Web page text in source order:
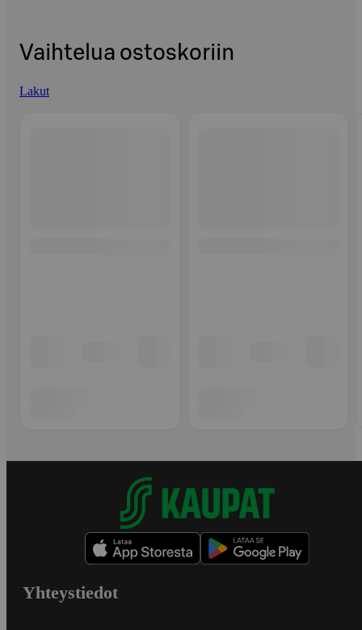
Vaihtelua ostoskoriin
Lakut
Yhteystiedot